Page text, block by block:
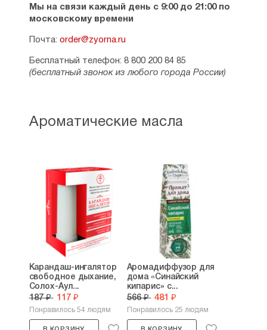
Мы на связи каждый день с 9:00 до 21:00 по
московскому времени
Почта: order@zyorna.ru
Бесплатный телефон: 8 800 200 84 85
(бесплатный звонок из любого города России)
Ароматические масла
Карандаш-ингалятор
свободное дыхание,
Солох-Аул...
187 ₽ 117 ₽
Понравилось 54 людям
Аромадиффузор для
дома «Синайский
кипарис» с...
566 ₽ 481 ₽
Понравилось 25 людям